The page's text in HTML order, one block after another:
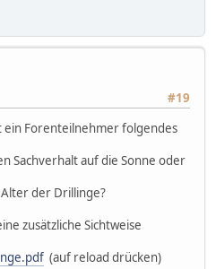
#19
Forenteilnehmer folgendes
Sachverhalt auf die Sonne oder
der Drillinge?
zusätzliche Sichtweise
(auf reload drücken)